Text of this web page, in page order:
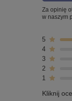
Za opinię
w naszym
5
4
3
2
1
Kliknij